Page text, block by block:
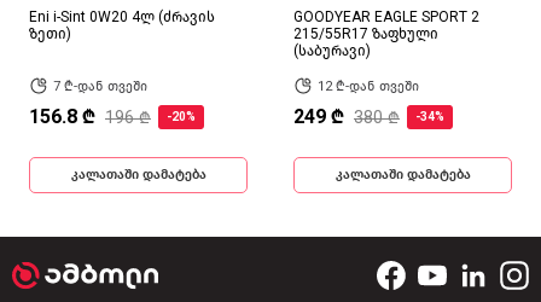
Eni i-Sint 0W20 4ლ (ძრავის
ზეთი)
7 ₾-დან თვეში
156.8 ₾ 196 ₾ -20%
კალათაში დამატება
GOODYEAR EAGLE SPORT 2
215/55R17 ზაფხული
(საბურავი)
12 ₾-დან თვეში
249 ₾ 380 ₾ -34%
კალათაში დამატება